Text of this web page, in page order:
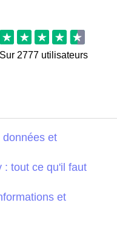
Sur 2777 utilisateurs
données et
: tout ce qu'il faut
et